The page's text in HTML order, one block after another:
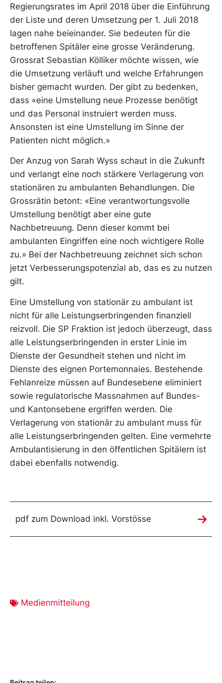
Regierungsrates im April 2018 über die Einführung
der Liste und deren Umsetzung per 1. Juli 2018
lagen nahe beieinander. Sie bedeuten für die
betroffenen Spitäler eine grosse Veränderung.
Grossrat Sebastian Kölliker möchte wissen, wie
die Umsetzung verläuft und welche Erfahrungen
bisher gemacht wurden. Der gibt zu bedenken,
dass «eine Umstellung neue Prozesse benötigt
und das Personal instruiert werden muss.
Ansonsten ist eine Umstellung im Sinne der
Patienten nicht möglich.»
Der Anzug von Sarah Wyss schaut in die Zukunft
und verlangt eine noch stärkere Verlagerung von
stationären zu ambulanten Behandlungen. Die
Grossrätin betont: «Eine verantwortungsvolle
Umstellung benötigt aber eine gute
Nachbetreuung. Denn dieser kommt bei
ambulanten Eingriffen eine noch wichtigere Rolle
zu.» Bei der Nachbetreuung zeichnet sich schon
jetzt Verbesserungspotenzial ab, das es zu nutzen
gilt.
Eine Umstellung von stationär zu ambulant ist
nicht für alle Leistungserbringenden finanziell
reizvoll. Die SP Fraktion ist jedoch überzeugt, dass
alle Leistungserbringenden in erster Linie im
Dienste der Gesundheit stehen und nicht im
Dienste des eignen Portemonnaies. Bestehende
Fehlanreize müssen auf Bundesebene eliminiert
sowie regulatorische Massnahmen auf Bundes-
und Kantonsebene ergriffen werden. Die
Verlagerung von stationär zu ambulant muss für
alle Leistungserbringenden gelten. Eine vermehrte
Ambulantisierung in den öffentlichen Spitälern ist
dabei ebenfalls notwendig.
pdf zum Download inkl. Vorstösse
Medienmitteilung